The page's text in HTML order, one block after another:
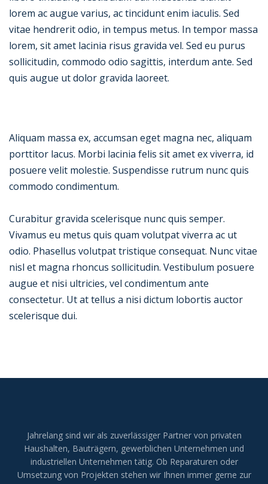
lorem ac augue varius, ac tincidunt enim iaculis. Sed
vitae hendrerit odio, in tempus metus. In tempor massa
lorem, sit amet lacinia risus gravida vel. Sed eu purus
sollicitudin, commodo odio sagittis, interdum ante. Sed
quis augue ut dolor gravida laoreet.
Aliquam massa ex, accumsan eget magna nec, aliquam
porttitor lacus. Morbi lacinia felis sit amet ex viverra, id
posuere velit molestie. Suspendisse rutrum nunc quis
commodo condimentum.
Curabitur gravida scelerisque nunc quis semper.
Vivamus eu metus quis quam volutpat viverra ac ut
odio. Phasellus volutpat tristique consequat. Nunc vitae
nisl et magna rhoncus sollicitudin. Vestibulum posuere
augue et nisi ultricies, vel condimentum ante
consectetur. Ut at tellus a nisi dictum lobortis auctor
scelerisque dui.
Jahrelang sind wir als zuverlässiger Partner von privaten
Haushalten, Bauträgern, gewerblichen Unternehmen und
industriellen Unternehmen tätig. Ob Reparaturen oder
Umsetzung von Projekten stehen wir Ihnen immer gerne zur